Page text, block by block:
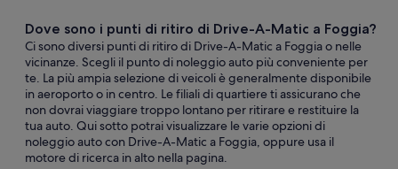
Dove sono i punti di ritiro di Drive-A-Matic a Foggia?
Ci sono diversi punti di ritiro di Drive-A-Matic a Foggia o nelle
vicinanze. Scegli il punto di noleggio auto più conveniente per
te. La più ampia selezione di veicoli è generalmente disponibile
in aeroporto o in centro. Le filiali di quartiere ti assicurano che
non dovrai viaggiare troppo lontano per ritirare e restituire la
tua auto. Qui sotto potrai visualizzare le varie opzioni di
noleggio auto con Drive-A-Matic a Foggia, oppure usa il
motore di ricerca in alto nella pagina.